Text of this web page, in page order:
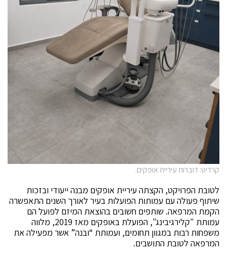
קרדיט: דוברות עיריית אופקים.
לטובת הפרויקט, הקצתה עיריית אופקים מבנה ייעודי ובזכות
שיתוף פעולה עם עמותות הפועלות בעיר לאורך השנים התאפשרה
הקמת המרפאה. שותפים חשובים בהוצאת המיזם לפועל הם
עמותת "קלירגיבינג", הפועלת באופקים מאז 2019, מלווה
משפחות רבות במגוון תחומים, ועמותת “ובנה” אשר מפעילה את
המרפאה לטובת התושבים.